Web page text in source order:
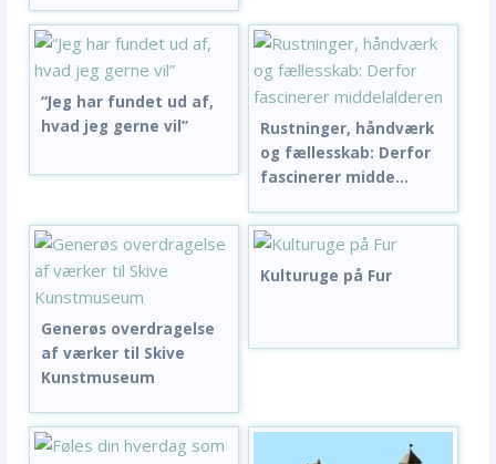
“Jeg har fundet ud af,
hvad jeg gerne vil”
Rustninger, håndværk
og fællesskab: Derfor
fascinerer midde...
Generøs overdragelse
af værker til Skive
Kunstmuseum
Kulturuge på Fur